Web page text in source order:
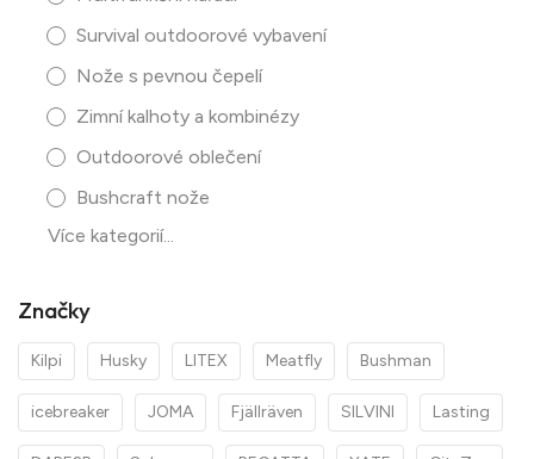
Survival outdoorové vybavení
Nože s pevnou čepelí
Zimní kalhoty a kombinézy
Outdoorové oblečení
Bushcraft nože
Více kategorií...
Značky
Kilpi Husky LITEX Meatfly Bushman
icebreaker JOMA Fjällräven SILVINI Lasting